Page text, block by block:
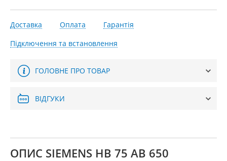
Доставка Оплата
Гарантія
Підключення та встановлення
ГОЛОВНЕ ПРО ТОВАР
ВІДГУКИ
ОПИС SIEMENS HB 75 AB 650